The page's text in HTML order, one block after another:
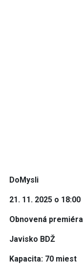
DoMysli
21. 11. 2025 o 18:00
Obnovená premiéra
Javisko BDŽ
Kapacita: 70 miest